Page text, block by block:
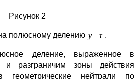
Рисунок 2
полюсному делению .
деление, выраженное в
и разграничим зоны действия
геометрические нейтрали по